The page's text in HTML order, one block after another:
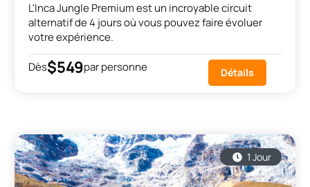
L'Inca Jungle Premium est un incroyable circuit
alternatif de 4 jours où vous pouvez faire évoluer
votre expérience.
Dès$549par personne Détails
1 Jour